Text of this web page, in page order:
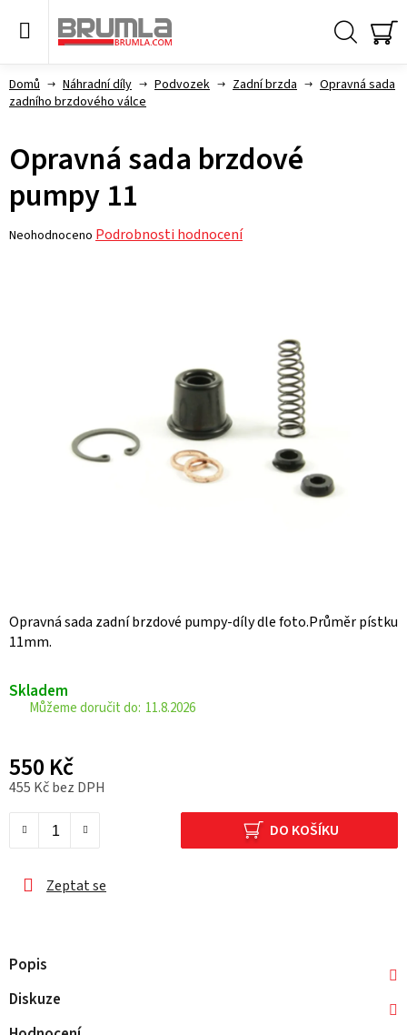
Domů Náhradní díly Podvozek Zadní brzda
Opravná sada
zadního brzdového válce
Opravná sada zadní brzdové pumpy-díly dle foto.Průměr pístku
11mm.
Skladem
11.8.2026
550 Kč
455 Kč bez DPH
DO KOŠÍKU
Zeptat se
Opravná sada brzdové
pumpy 11
Průměrné
Neohodnoceno Podrobnosti hodnocení
Popis
Diskuze